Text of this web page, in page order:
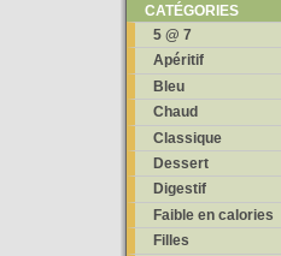
CATÉGORIES
5 @ 7
Apéritif
Bleu
Chaud
Classique
Dessert
Digestif
Faible en calories
Filles